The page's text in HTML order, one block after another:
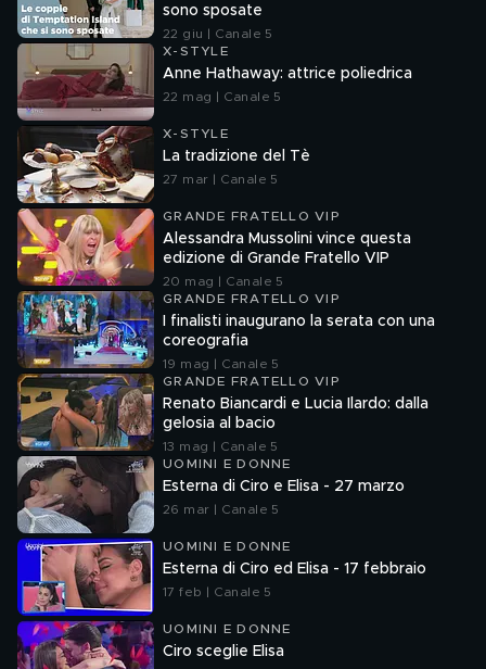
sono sposate
22 giu | Canale 5
X-STYLE
Anne Hathaway: attrice poliedrica
22 mag | Canale 5
X-STYLE
La tradizione del Tè
27 mar | Canale 5
GRANDE FRATELLO VIP
Alessandra Mussolini vince questa
edizione di Grande Fratello VIP
20 mag | Canale 5
GRANDE FRATELLO VIP
I finalisti inaugurano la serata con una
coreografia
19 mag | Canale 5
GRANDE FRATELLO VIP
Renato Biancardi e Lucia Ilardo: dalla
gelosia al bacio
13 mag | Canale 5
UOMINI E DONNE
Esterna di Ciro e Elisa - 27 marzo
26 mar | Canale 5
UOMINI E DONNE
Esterna di Ciro ed Elisa - 17 febbraio
17 feb | Canale 5
UOMINI E DONNE
Ciro sceglie Elisa